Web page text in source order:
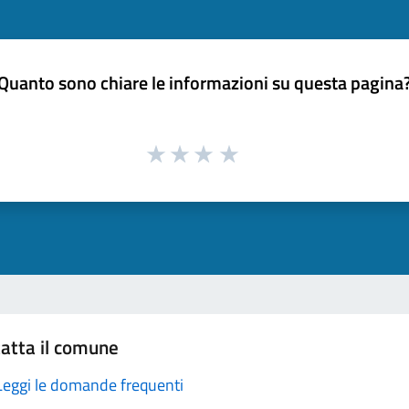
sono chiare le informazioni su questa
il comune
le domande frequenti